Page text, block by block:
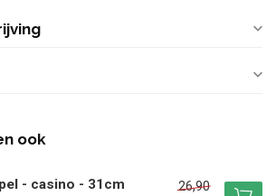
ook
- casino - 31cm
26,90